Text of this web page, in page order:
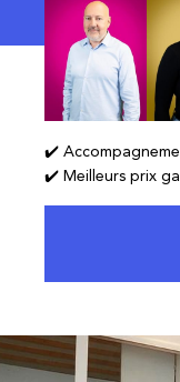
✔️
✔️ Meilleurs prix